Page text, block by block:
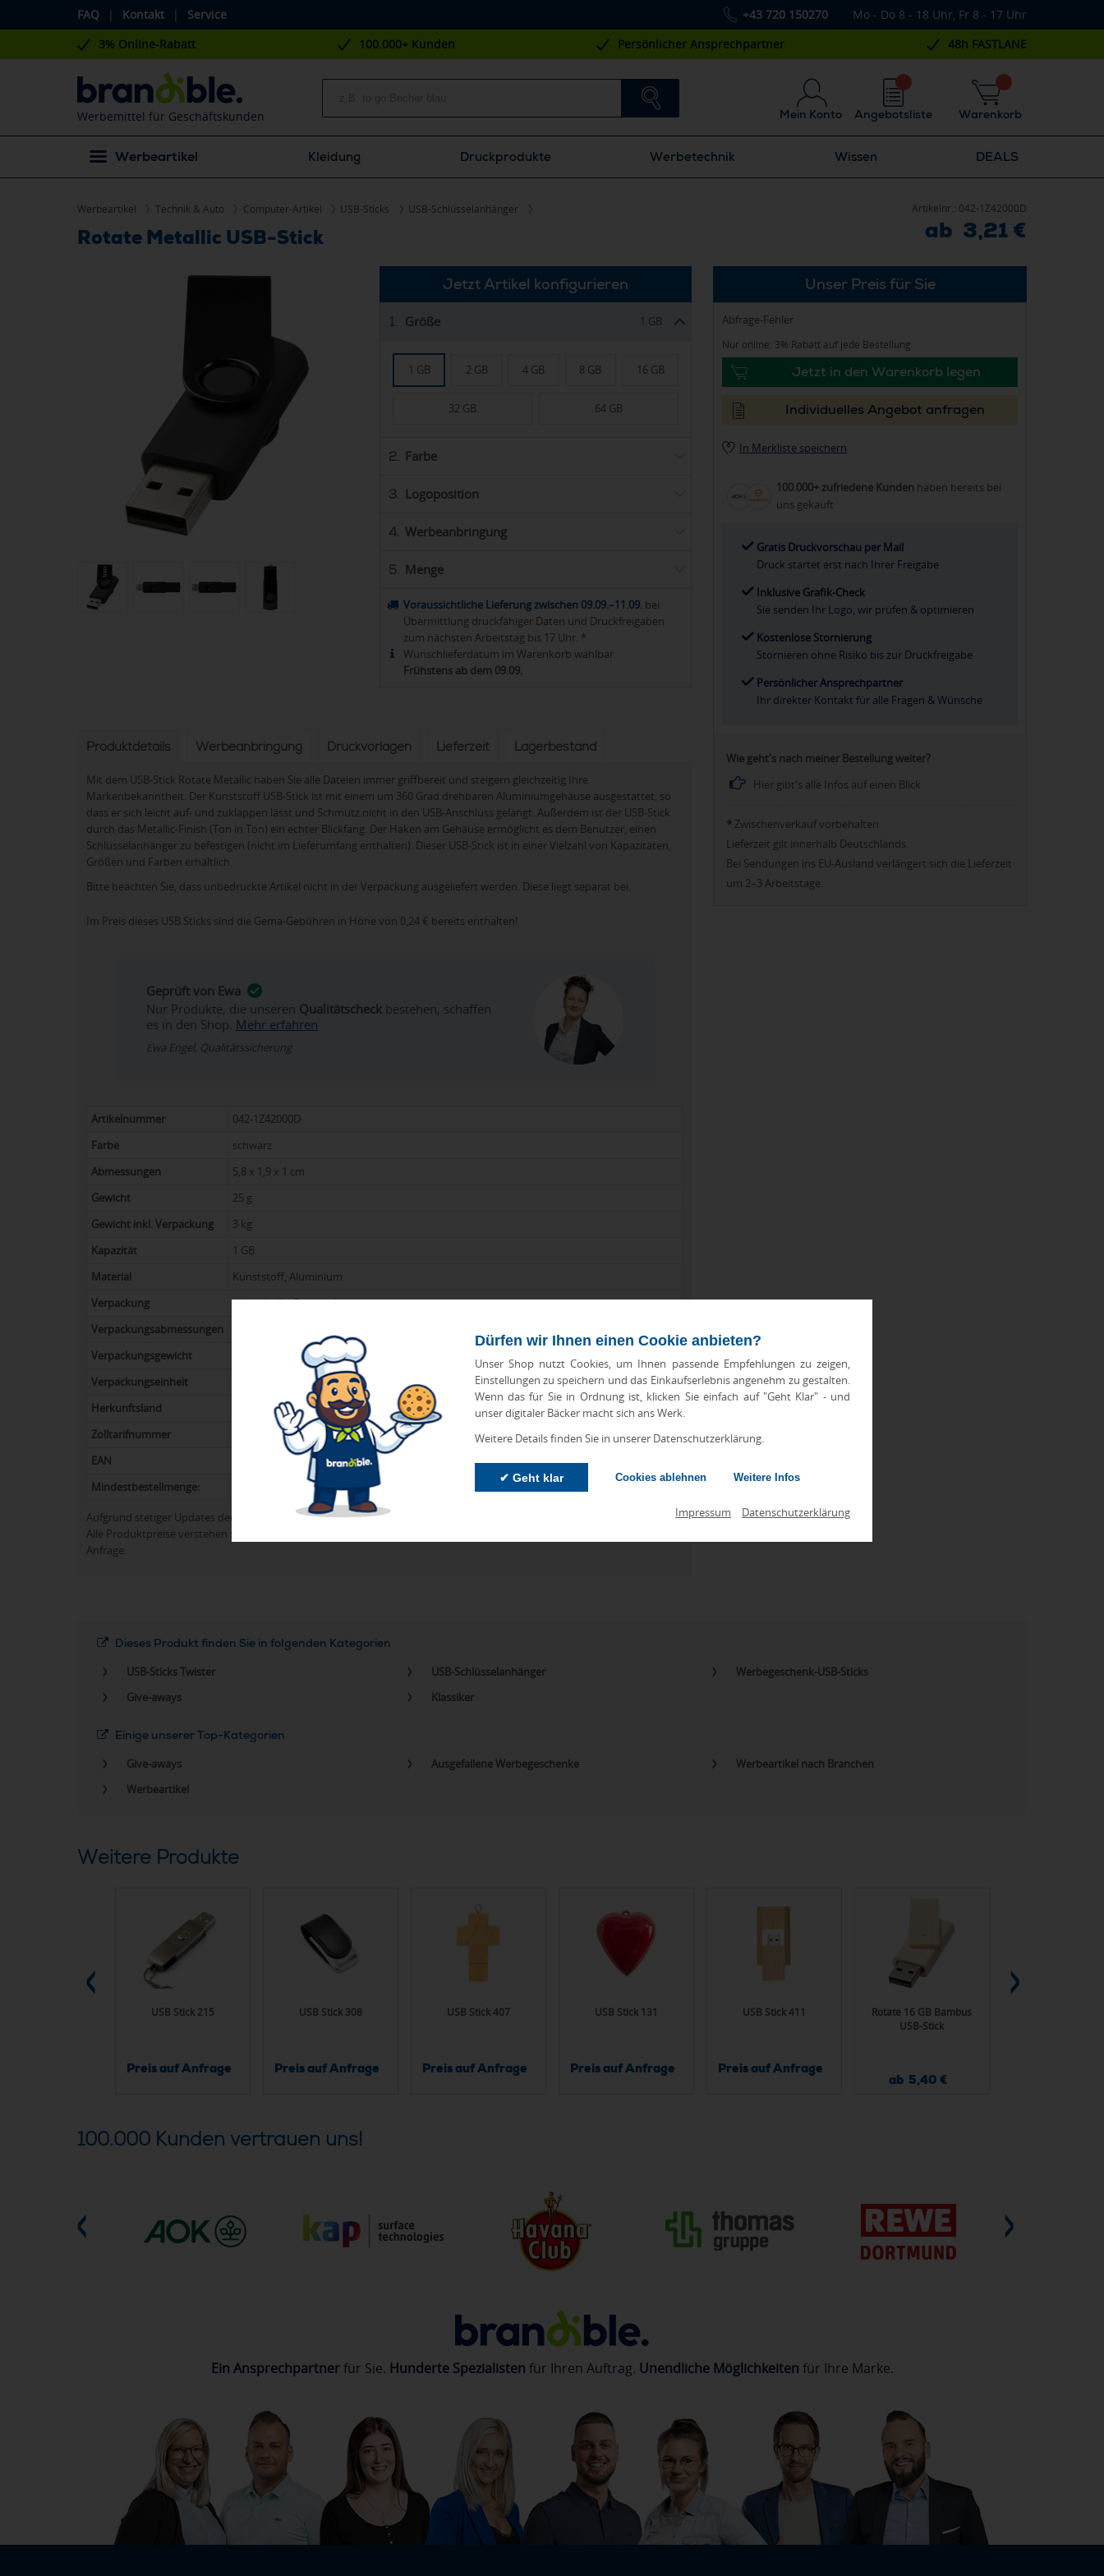
FAQ | Kontakt | Service +43 720 150270 Mo - Do 8 - 18 Uhr, Fr 8 - 17 Uhr
Dürfen wir Ihnen einen Cookie anbieten?
Unser Shop nutzt Cookies, um Ihnen passende Empfehlungen zu zeigen,
Einstellungen zu speichern und das Einkaufserlebnis angenehm zu gestalten.
Wenn das für Sie in Ordnung ist, klicken Sie einfach auf "Geht Klar" - und
unser digitaler Bäcker macht sich ans Werk.
Weitere Details finden Sie in unserer Datenschutzerklärung.
✔ Geht klar Cookies ablehnen Weitere Infos
Impressum Datenschutzerklärung
3% Online-Rabatt 100.000+ Kunden Persönlicher Ansprechpartner 48h FASTLANE
Werbemittel für Geschäftskunden Mein Konto Warenkorb
Angebotsliste
Werbeartikel Kleidung Druckprodukte Werbetechnik Wissen DEALS
Werbeartikel Technik & Auto Computer-Artikel USB-Sticks USB-Schlüsselanhänger
Rotate Metallic USB-Stick
Artikelnr.: 042-1Z42000D
ab 3,21 €
Jetzt Artikel konfigurieren
1. Größe 1 GB
1 GB 2 GB 4 GB 8 GB 16 GB
32 GB 64 GB
2. Farbe
3. Logoposition
4. Werbeanbringung
5. Menge
Voraussichtliche Lieferung zwischen 09.09.–11.09. bei
Übermittlung druckfähiger Daten und Druckfreigaben
zum nächsten Arbeitstag bis 17 Uhr. *
Wunschlieferdatum im Warenkorb wählbar.
Frühstens ab dem 09.09.
Produktdetails Werbeanbringung Druckvorlagen Lieferzeit Lagerbestand
Mit dem USB-Stick Rotate Metallic haben Sie alle Dateien immer griffbereit und steigern gleichzeitig Ihre
Markenbekanntheit. Der Kunststoff USB-Stick ist mit einem um 360 Grad drehbaren Aluminiumgehäuse ausgestattet, so
dass er sich leicht auf- und zuklappen lässt und Schmutz nicht in den USB-Anschluss gelangt. Außerdem ist der USB-Stick
durch das Metallic-Finish (Ton in Ton) ein echter Blickfang. Der Haken am Gehäuse ermöglicht es dem Benutzer, einen
Schlüsselanhänger zu befestigen (nicht im Lieferumfang enthalten). Dieser USB-Stick ist in einer Vielzahl von Kapazitäten,
Größen und Farben erhältlich.
Bitte beachten Sie, dass unbedruckte Artikel nicht in der Verpackung ausgeliefert werden. Diese liegt separat bei.
Im Preis dieses USB Sticks sind die Gema-Gebühren in Höhe von 0,24 € bereits enthalten!
Geprüft von Ewa
Nur Produkte, die unseren Qualitätscheck bestehen, schaffen
es in den Shop. Mehr erfahren
Ewa Engel, Qualitätssicherung
Artikelnummer
042-1Z42000D
Farbe
schwarz
Abmessungen
5,8 x 1,9 x 1 cm
Gewicht
25 g
Gewicht inkl. Verpackung
3 kg
Kapazität
1 GB
Material
Kunststoff, Aluminium
Verpackung
Individuelle Geschenkbox
Verpackungsabmessungen
Verpackungsgewicht
Verpackungseinheit
Herkunftsland
Zolltarifnummer
EAN
Mindestbestellmenge:
Aufgrund stetiger Updates der Produktpalette kann es zu Abweichungen bei Preisen und Produktinformationen kommen.
Alle Produktpreise verstehen sich in der Regel ohne Werbeanbringungskosten. Preise für Direktimport erhalten Sie auf
Anfrage.
Unser Preis für Sie
Abfrage-Fehler
Nur online: 3% Rabatt auf jede Bestellung
Jetzt in den Warenkorb legen
Individuelles Angebot anfragen
In Merkliste speichern
100.000+ zufriedene Kunden haben bereits bei
uns gekauft
Gratis Druckvorschau per Mail
Druck startet erst nach Ihrer Freigabe
Inklusive Grafik-Check
Sie senden Ihr Logo, wir prüfen & optimieren
Kostenlose Stornierung
Stornieren ohne Risiko bis zur Druckfreigabe
Persönlicher Ansprechpartner
Ihr direkter Kontakt für alle Fragen & Wünsche
Wie geht's nach meiner Bestellung weiter?
Hier gibt's alle Infos auf einen Blick
* Zwischenverkauf vorbehalten
Lieferzeit gilt innerhalb Deutschlands.
Bei Sendungen ins EU-Ausland verlängert sich die Lieferzeit
um 2–3 Arbeitstage.
Dieses Produkt finden Sie in folgenden Kategorien
USB-Sticks Twister
USB-Schlüsselanhänger
Werbegeschenk-USB-Sticks
Give-aways
Klassiker
Einige unserer Top-Kategorien
Give-aways
Ausgefallene Werbegeschenke
Werbeartikel nach Branchen
Werbeartikel
Weitere Produkte
USB Stick 215
Preis auf Anfrage
USB Stick 308
Preis auf Anfrage
USB Stick 407
Preis auf Anfrage
USB Stick 131
Preis auf Anfrage
USB Stick 411
Preis auf Anfrage
Rotate 16 GB Bambus
USB-Stick
ab 5,40 €
100.000 Kunden vertrauen uns!
Ein Ansprechpartnerfür Sie. Hunderte Spezialisten für Ihren Auftrag. Unendliche Möglichkeiten für Ihre Marke.